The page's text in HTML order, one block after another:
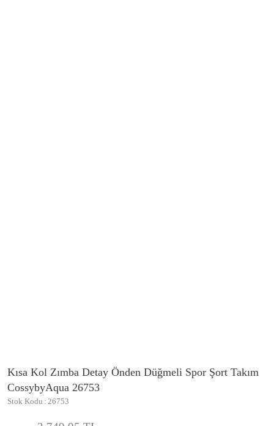
Kısa Kol Zımba Detay Önden Düğmeli Spor Şort Takım
CossybyAqua 26753
Stok Kodu 26753